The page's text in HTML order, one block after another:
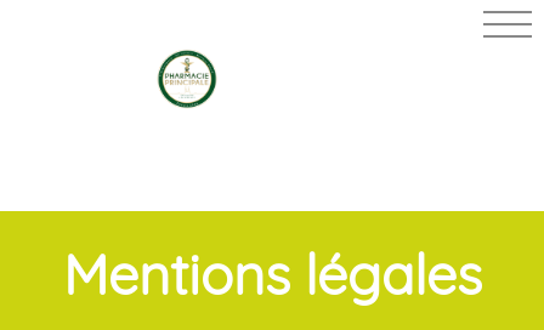
Mentions légales